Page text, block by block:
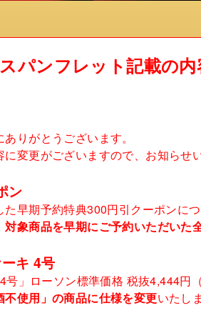
パンフレット記載の
りがとうございます。
変更がございますので、お知らせ
ン
早期予約特典300円引クーポンに
対象商品を早期にご予約いただいた
キ 4号
」ローソン標準価格 税抜4,444円
不使用」の商品に仕様を変更いたし